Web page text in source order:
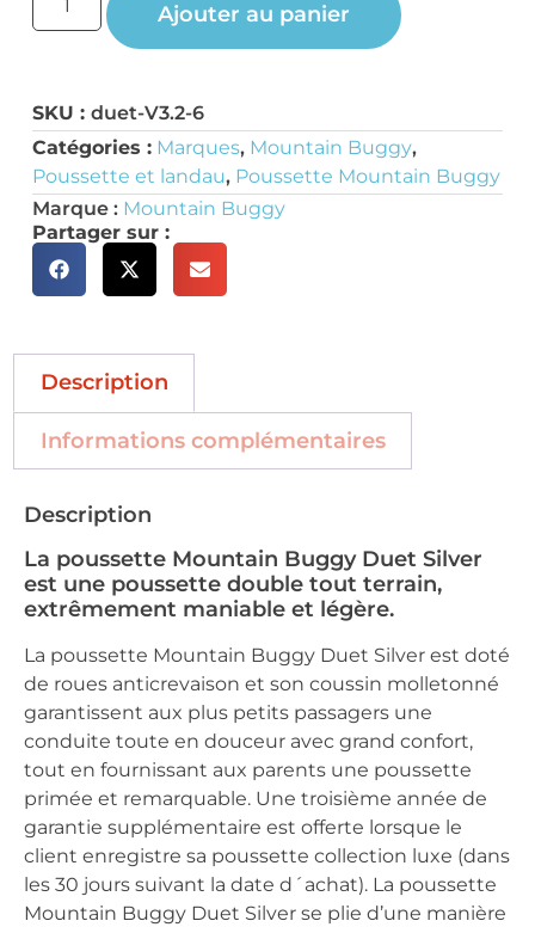
Ajouter au panier
SKU : duet-V3.2-6
Catégories : Marques, Mountain Buggy,
Poussette et landau, Poussette Mountain Buggy
Marque : Mountain Buggy
Partager sur :
Description
Informations complémentaires
Description
La poussette Mountain Buggy Duet Silver
est une poussette double tout terrain,
extrêmement maniable et légère.
La poussette Mountain Buggy Duet Silver est doté
de roues anticrevaison et son coussin molletonné
garantissent aux plus petits passagers une
conduite toute en douceur avec grand confort,
tout en fournissant aux parents une poussette
primée et remarquable. Une troisième année de
garantie supplémentaire est offerte lorsque le
client enregistre sa poussette collection luxe (dans
les 30 jours suivant la date d´achat). La poussette
Mountain Buggy Duet Silver se plie d’une manière